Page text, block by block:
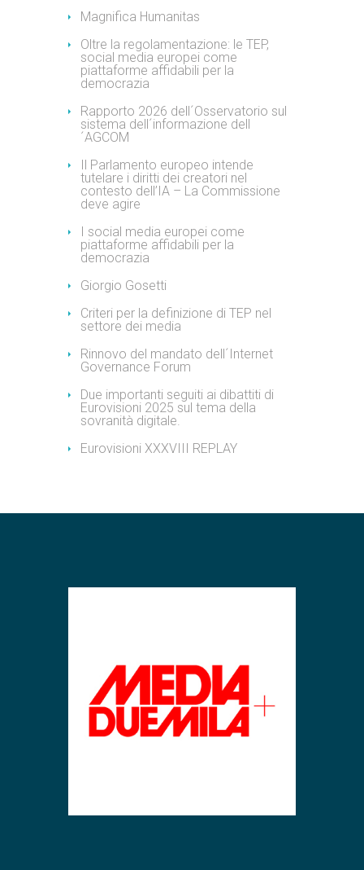
Magnifica Humanitas
Oltre la regolamentazione: le TEP,
social media europei come
piattaforme affidabili per la
democrazia
Rapporto 2026 dell´Osservatorio sul
sistema dell´informazione dell
´AGCOM
Il Parlamento europeo intende
tutelare i diritti dei creatori nel
contesto dell’IA – La Commissione
deve agire
I social media europei come
piattaforme affidabili per la
democrazia
Giorgio Gosetti
Criteri per la definizione di TEP nel
settore dei media
Rinnovo del mandato dell´Internet
Governance Forum
Due importanti seguiti ai dibattiti di
Eurovisioni 2025 sul tema della
sovranità digitale.
Eurovisioni XXXVIII REPLAY